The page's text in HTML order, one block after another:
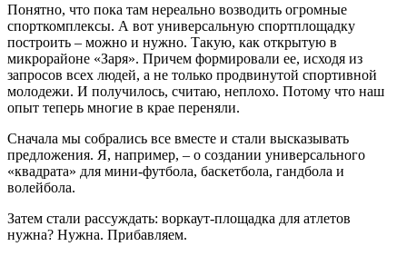
Понятно, что пока там нереально возводить огромные
спорткомплексы. А вот универсальную спортплощадку
построить – можно и нужно. Такую, как открытую в
микрорайоне «Заря». Причем формировали ее, исходя из
запросов всех людей, а не только продвинутой спортивной
молодежи. И получилось, считаю, неплохо. Потому что наш
опыт теперь многие в крае переняли.
Сначала мы собрались все вместе и стали высказывать
предложения. Я, например, – о создании универсального
«квадрата» для мини-футбола, баскетбола, гандбола и
волейбола.
Затем стали рассуждать: воркаут-площадка для атлетов
нужна? Нужна. Прибавляем.